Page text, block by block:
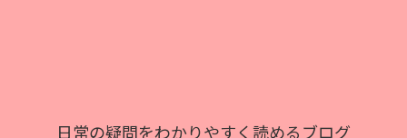
日常の疑問をわかりやすく読めるブログ